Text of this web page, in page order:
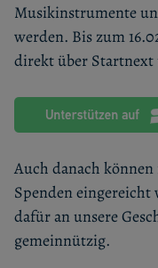
Musikinstrumente
werden. Bis zum
direkt über
Auch danach
Spenden eingereicht
dafür an unsere
gemeinnützig.